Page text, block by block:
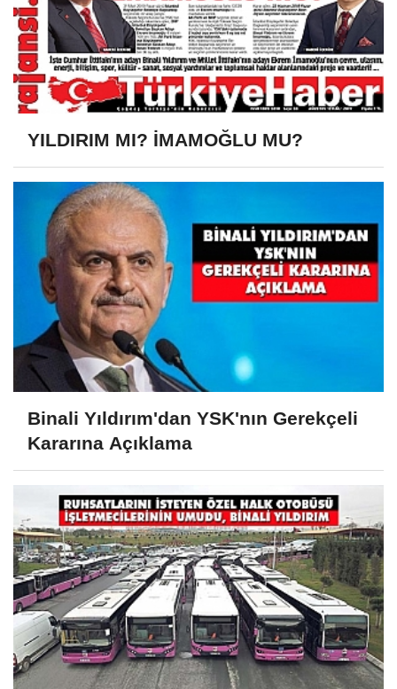
YILDIRIM MI? İMAMOĞLU MU?
Binali Yıldırım'dan YSK'nın Gerekçeli
Kararına Açıklama